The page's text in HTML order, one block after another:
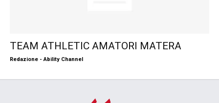
TEAM ATHLETIC AMATORI MATERA
Redazione - Ability Channel